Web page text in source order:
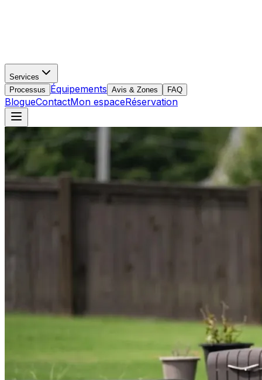
Services
Processus
Équipements Avis & Zones FAQ
BlogueContactMon espaceRéservation